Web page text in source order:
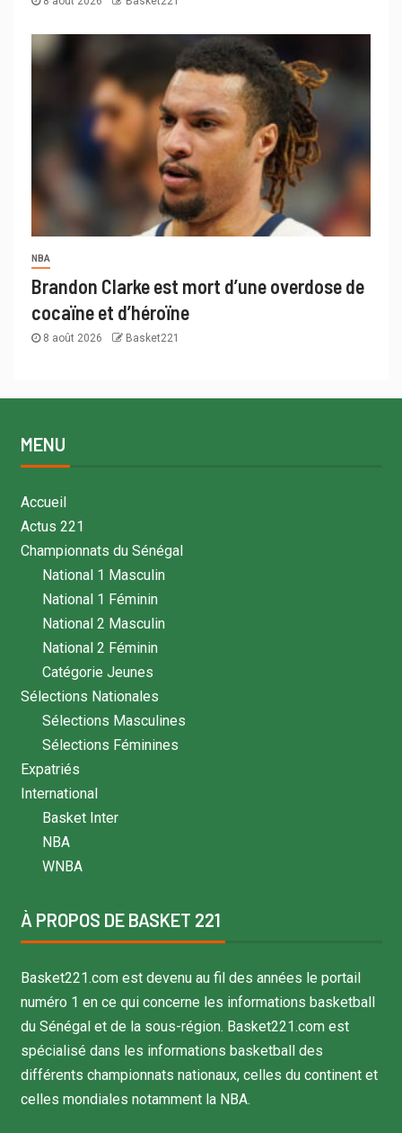
NBA
Brandon Clarke est mort d’une overdose de
cocaïne et d’héroïne
8 août 2026 Basket221
MENU
Accueil
Actus 221
Championnats du Sénégal
National 1 Masculin
National 1 Féminin
National 2 Masculin
National 2 Féminin
Catégorie Jeunes
Sélections Nationales
Sélections Masculines
Sélections Féminines
Expatriés
International
Basket Inter
NBA
WNBA
À PROPOS DE BASKET 221
Basket221.com est devenu au fil des années le portail
numéro 1 en ce qui concerne les informations basketball
du Sénégal et de la sous-région. Basket221.com est
spécialisé dans les informations basketball des
différents championnats nationaux, celles du continent et
celles mondiales notamment la NBA.